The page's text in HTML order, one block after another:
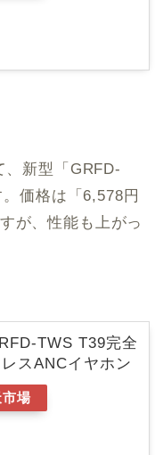
、新型「GRFD-
価格は「6,578円
が、性能も上がっ
TWS T39完全
スANCイヤホン
場